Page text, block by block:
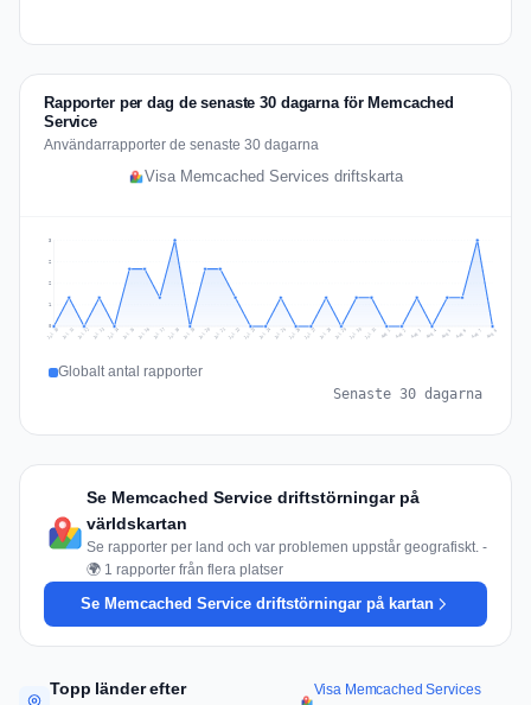
Rapporter per dag de senaste 30 dagarna för Memcached
Service
Användarrapporter de senaste 30 dagarna
Visa Memcached Services driftskarta
1
2
2
3
Jul 10 Jul 11 Jul 12 Jul 13 Jul 14 Jul 15 Jul 16 Jul 17 Jul 18 Jul 19 Jul 20 Jul 21 Jul 22 Jul 23 Jul 24 Jul 25 Jul 26 Jul 27 Jul 28 Jul 29 Jul 30 Jul 31 Aug 1 Aug 2 Aug 3 Aug 4 Aug 5 Aug 6 Aug 7 Aug 8
Globalt antal rapporter
Senaste 30 dagarna
Se Memcached Service driftstörningar på
världskartan
Se rapporter per land och var problemen uppstår geografiskt. -
🌍 1 rapporter från flera platser
Se Memcached Service driftstörningar på kartan
Topp länder efter
Visa Memcached Services